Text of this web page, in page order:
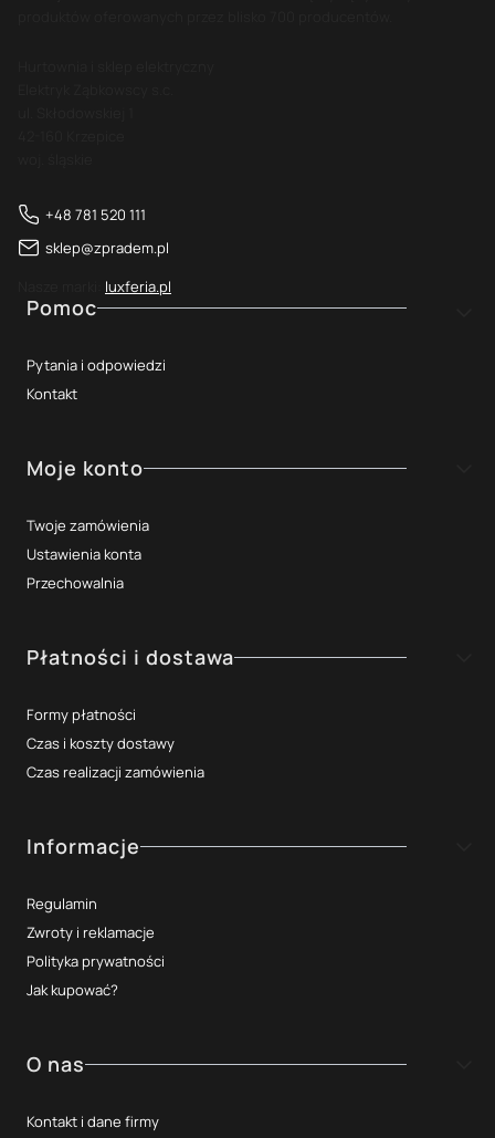
+48 781 520 111
sklep@zpradem.pl
luxferia.pl
Linki w stopce
Pomoc
Pytania i odpowiedzi
Kontakt
Moje konto
Twoje zamówienia
Ustawienia konta
Przechowalnia
Płatności i dostawa
Formy płatności
Czas i koszty dostawy
Czas realizacji zamówienia
Informacje
Regulamin
Zwroty i reklamacje
Polityka prywatności
Jak kupować?
O nas
Kontakt i dane firmy